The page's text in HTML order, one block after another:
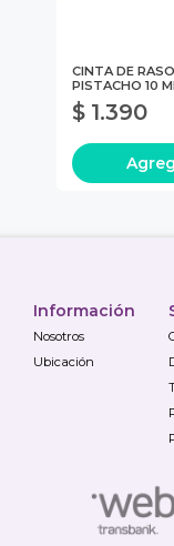
CINTA DE
PISTACHO 10
$ 1.390
Información
Nosotros
Ubicación